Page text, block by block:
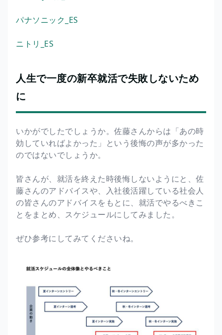
パナソニック_ES
ニトリ_ES
人生で一度の新卒就活で失敗しないため
に
いかがでしたでしょうか。佐藤さんからは「あの時
効していればよかった」という後悔の声が多かった
のではないでしょうか。
皆さんが、就活を終えた時後悔しないようにと、佐
藤さんのアドバイスや、入社後活躍している社会人
の皆さんのアドバイスをもとに、就活でやるべきこ
とをまとめ、スケジュールにしてみました。
ぜひ参考にしてみてくださいね。